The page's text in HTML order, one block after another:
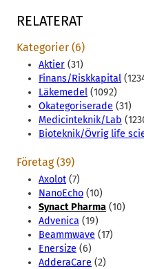
RELATERAT
Kategorier (6)
Aktier (31)
Finans/Riskkapital
Läkemedel (1092)
Okategoriserade (31)
Medicinteknik/Lab
Bioteknik/Övrig life
Företag (39)
Axolot (7)
NanoEcho (10)
Synact Pharma (10)
Advenica (19)
Beammwave (17)
Enersize (6)
AdderaCare (2)